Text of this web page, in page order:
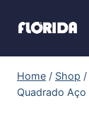
Home / Shop /
Quadrado